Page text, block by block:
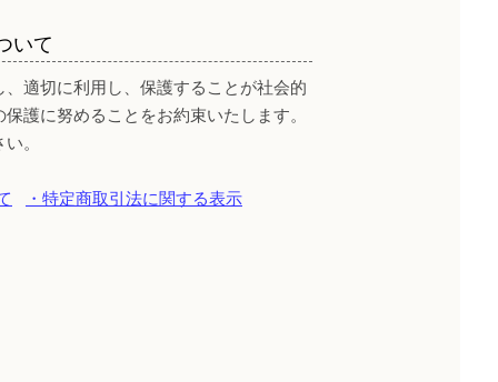
いて
適切に利用し、保護することが社会的
護に努めることをお約束いたします。
。
・特定商取引法に関する表示